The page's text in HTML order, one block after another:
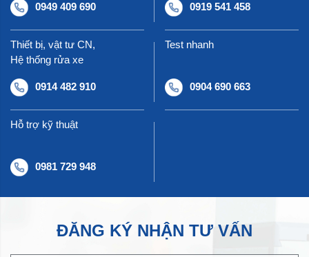
0949 409 690 0919 541 458
Thiết bị, vật tư CN,
Hệ thống rửa xe
0914 482 910
Test nhanh
0904 690 663
Hỗ trợ kỹ thuật
0981 729 948
ĐĂNG KÝ NHẬN TƯ VẤN